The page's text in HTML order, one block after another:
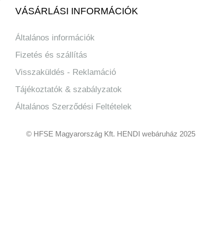
VÁSÁRLÁSI INFORMÁCIÓK
Általános információk
Fizetés és szállítás
Visszaküldés - Reklamáció
Tájékoztatók & szabályzatok
Általános Szerződési Feltételek
© HFSE Magyarország Kft. HENDI webáruház 2025